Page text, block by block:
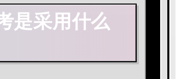
是采用什么